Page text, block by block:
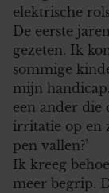
elektrische
De eerste
gezeten. Ik
sommige
mijn
een ander die
irritatie op en
pen vallen?’
Ik kreeg
meer begrip.